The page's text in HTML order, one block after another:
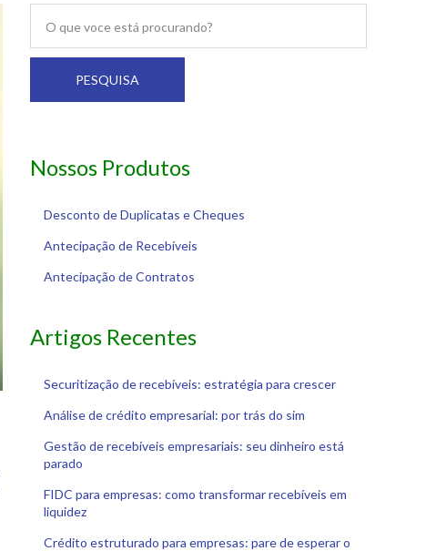
PESQUISA
Nossos Produtos
Desconto de Duplicatas e Cheques
Antecipação de Recebíveis
Antecipação de Contratos
Artigos Recentes
Securitização de recebíveis: estratégia para crescer
Análise de crédito empresarial: por trás do sim
Gestão de recebíveis empresariais: seu dinheiro está
parado
FIDC para empresas: como transformar recebíveis em
liquidez
Crédito estruturado para empresas: pare de esperar o